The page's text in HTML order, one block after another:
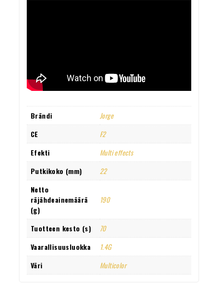
Brändi
Jorge
CE
F2
Efekti
Multi effects
Putkikoko (mm)
22
Netto
räjähdeainemäärä
(g)
190
Tuotteen kesto (s)
70
Vaarallisuusluokka
1.4G
Väri
Multicolor